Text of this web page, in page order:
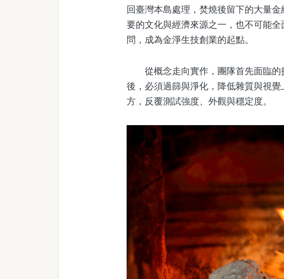
回臺灣本島處理，焚燒後留下的大量
要的文化與經濟來源之一，也不可能
問，成為金淨生技創業的起點。
從概念走向實作，團隊首先面臨的
後，必須過篩與淨化，降低雜質與視
方，反覆測試強度、外觀與穩定度。